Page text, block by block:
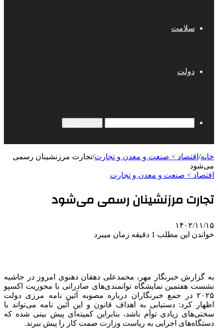
سلامت
دولت
خانه/ اقتصاد > صنعت و معدن و تجارت/تجارت مرزنشینان رسمی
می‌شود
اقتصاد > صنعت و معدن و تجارت
تجارت مرزنشینان رسمی می‌شود
۱۴۰۲/۱۱/۱۵
خواندن این مطلب 1 دقیقه زمان میبرد
به گزارش خبرنگار مهر، محمدعلی دهقان دهنوی امروز در حاشیه
نشست هفتمین نمایشگاه توانمندی‌های صادراتی با محوریت اکسپو
۲۰۲۵ در جمع خبرنگاران درباره مصوبه آئین نامه مرزی دولت
اظهار کرد: دستیابی به اهداف قانون و این آئین نامه می‌تواند با
سختی‌های زیادی توأم باشد، بنابراین کمیته‌ای پیش بینی شده که
دستگاه‌های اجرایی به ریاست وزارت صمت کار را پیش ببرند.